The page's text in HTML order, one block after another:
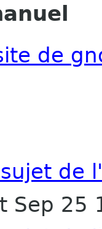
de
de
Sep 25